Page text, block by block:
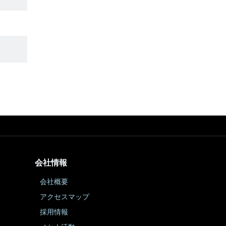
会社情報
会社概要
アクセスマップ
採用情報